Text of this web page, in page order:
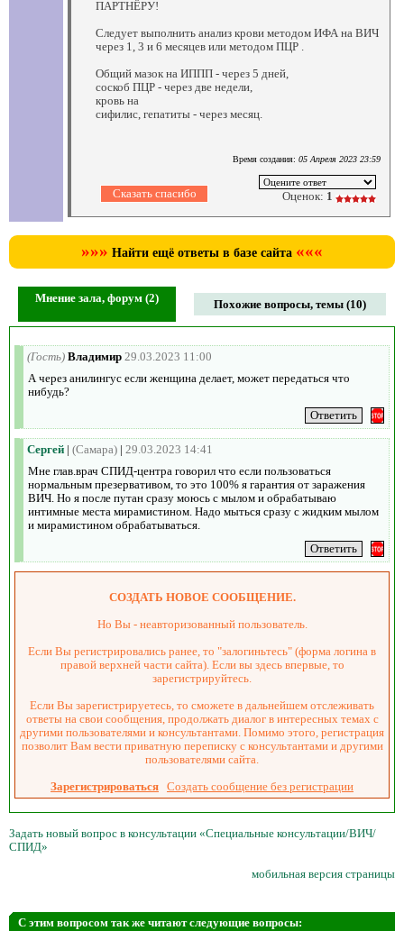
ПАРТНЁРУ!
Следует выполнить анализ крови методом ИФА на ВИЧ
через 1, 3 и 6 месяцев или методом ПЦР .
Общий мазок на ИППП - через 5 дней,
соскоб ПЦР - через две недели,
кровь на
сифилис, гепатиты - через месяц.
Время создания: 05 Апреля 2023 23:59
Оценок: 1
»»» Найти ещё ответы в базе сайта «««
Мнение зала, форум (2) Похожие вопросы, темы (10)
(Гость) Владимир 29.03.2023 11:00
А через анилингус если женщина делает, может передаться что
нибудь?
Сергей | (Самара) | 29.03.2023 14:41
Мне глав.врач СПИД-центра говорил что если пользоваться
нормальным презервативом, то это 100% я гарантия от заражения
ВИЧ. Но я после путан сразу моюсь с мылом и обрабатываю
интимные места мирамистином. Надо мыться сразу с жидким мылом
и мирамистином обрабатываться.
СОЗДАТЬ НОВОЕ СООБЩЕНИЕ.
Но Вы - неавторизованный пользователь.
Если Вы регистрировались ранее, то "залогиньтесь" (форма логина в
правой верхней части сайта). Если вы здесь впервые, то
зарегистрируйтесь.
Если Вы зарегистрируетесь, то сможете в дальнейшем отслеживать
ответы на свои сообщения, продолжать диалог в интересных темах с
другими пользователями и консультантами. Помимо этого, регистрация
позволит Вам вести приватную переписку с консультантами и другими
пользователями сайта.
Зарегистрироваться Создать сообщение без регистрации
Задать новый вопрос в консультации «Специальные консультации/ВИЧ/
СПИД»
мобильная версия страницы
С этим вопросом так же читают следующие вопросы: